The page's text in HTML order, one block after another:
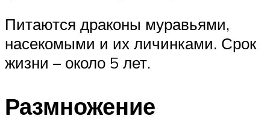
Питаются драконы муравьями,
насекомыми и их личинками. Срок
жизни – около 5 лет.
Размножение